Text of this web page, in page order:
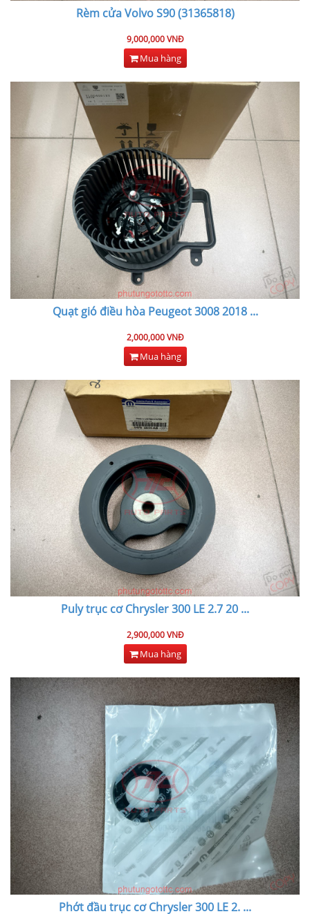
Rèm cửa Volvo S90 (31365818)
9,000,000 VNĐ
Mua hàng
Quạt gió điều hòa Peugeot 3008 2018...
2,000,000 VNĐ
Mua hàng
Puly trục cơ Chrysler 300 LE 2.7 20 ...
2,900,000 VNĐ
Mua hàng
Phớt đầu trục cơ Chrysler 300 LE 2. ...